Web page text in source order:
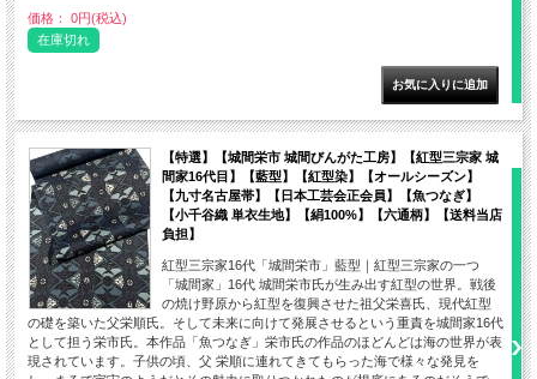
価格： 0円(税込)
在庫切れ
【特選】【城間栄市 城間びんがた工房】【紅型三宗家 城
間家16代目】【藍型】【紅型染】【オールシーズン】
【九寸名古屋帯】【日本工芸会正会員】【魚つなぎ】
【小千谷織 単衣生地】【絹100%】【六通柄】【送料当店
負担】
紅型三宗家16代「城間栄市」藍型｜紅型三宗家の一つ
「城間家」16代 城間栄市氏が生み出す紅型の世界。戦後
の焼け野原から紅型を復興させた祖父栄喜氏、現代紅型
の礎を築いた父栄順氏。そして未来に向けて発展させるという重責を城間家16代
として担う栄市氏。本作品「魚つなぎ」栄市氏の作品のほどんどは海の世界が表
現されています。子供の頃、父 栄順に連れてきてもらった海で様々な発見を